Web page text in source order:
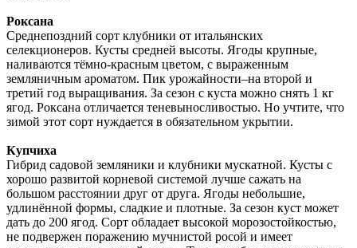
Роксана
Среднепоздний сорт клубники от итальянских
селекционеров. Кусты средней высоты. Ягоды крупные,
наливаются тёмно-красным цветом, с выраженным
земляничным ароматом. Пик урожайности–на второй и
третий год выращивания. За сезон с куста можно снять 1 кг
ягод. Роксана отличается теневыносливостью. Но учтите, что
зимой этот сорт нуждается в обязательном укрытии.
Купчиха
Гибрид садовой земляники и клубники мускатной. Кусты с
хорошо развитой корневой системой лучше сажать на
большом расстоянии друг от друга. Ягоды небольшие,
удлинённой формы, сладкие и плотные. За сезон куст может
дать до 200 ягод. Сорт обладает высокой морозостойкостью,
не подвержен поражению мучнистой росой и имеет